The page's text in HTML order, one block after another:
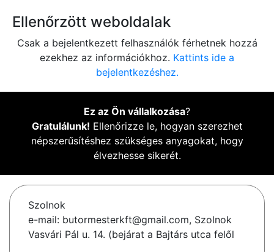
Ellenőrzött weboldalak
Csak a bejelentkezett felhasználók férhetnek hozzá
ezekhez az információkhoz. Kattints ide a
bejelentkezéshez.
Ez az Ön vállalkozása?
Gratulálunk! Ellenőrizze le, hogyan szerezhet
népszerűsítéshez szükséges anyagokat, hogy
élvezhesse sikerét.
Szolnok
e-mail: butormesterkft@gmail.com, Szolnok
Vasvári Pál u. 14. (bejárat a Bajtárs utca felől